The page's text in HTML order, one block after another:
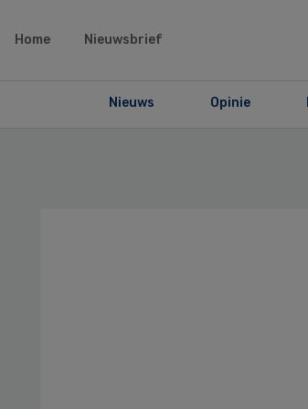
Home Nieuwsbrief
Nieuws Opinie